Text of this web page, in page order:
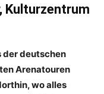
Kulturzentrum
der deutschen
Arenatouren
wo alles